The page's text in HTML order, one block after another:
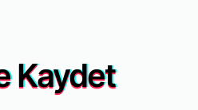
Kaydet